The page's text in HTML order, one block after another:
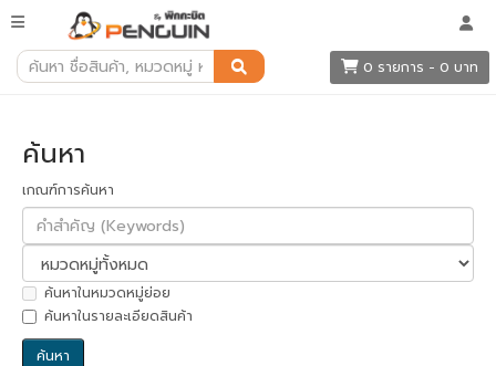
0 รายการ - 0 บาท
ค้นหา
ค้นหา
เกณฑ์การค้นหา
ค้นหาในหมวดหมู่ย่อย
ค้นหาในรายละเอียดสินค้า